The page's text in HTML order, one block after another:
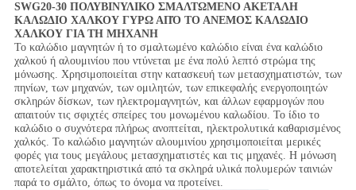
SWG20-30 ΠΟΛΥΒΙΝΥΛΙΚΟ ΣΜΑΛΤΩΜΕΝΟ ΑΚΕΤΑΛΗ
ΚΑΛΩΔΙΟ ΧΑΛΚΟΥ ΓΥΡΩ ΑΠΌ ΤΟ ΑΝΕΜΟΣ ΚΑΛΩΔΙΟ
ΧΑΛΚΟΥ ΓΙΑ ΤΗ ΜΗΧΑΝΗ
Το καλώδιο μαγνητών ή το σμαλτωμένο καλώδιο είναι ένα καλώδιο
χαλκού ή αλουμινίου που ντύνεται με ένα πολύ λεπτό στρώμα της
μόνωσης. Χρησιμοποιείται στην κατασκευή των μετασχηματιστών, των
πηνίων, των μηχανών, των ομιλητών, των επικεφαλής ενεργοποιητών
σκληρών δίσκων, των ηλεκτρομαγνητών, και άλλων εφαρμογών που
απαιτούν τις σφιχτές σπείρες του μονωμένου καλωδίου. Το ίδιο το
καλώδιο ο συχνότερα πλήρως ανοπτείται, ηλεκτρολυτικά καθαρισμένος
χαλκός. Το καλώδιο μαγνητών αλουμινίου χρησιμοποιείται μερικές
φορές για τους μεγάλους μετασχηματιστές και τις μηχανές. Η μόνωση
αποτελείται χαρακτηριστικά από τα σκληρά υλικά πολυμερών ταινιών
παρά το σμάλτο, όπως το όνομα να προτείνει.